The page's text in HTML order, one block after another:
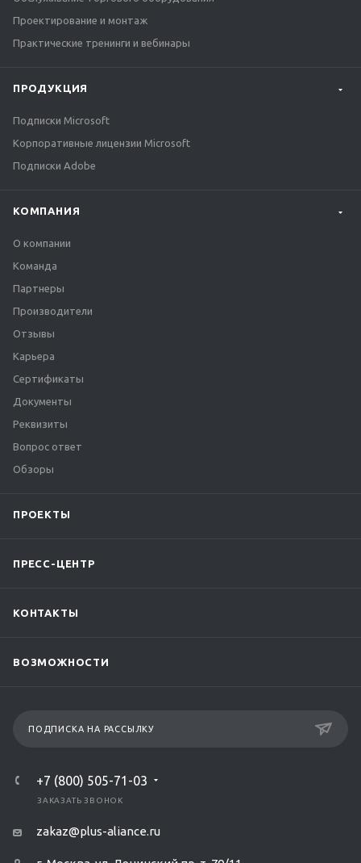
Проектирование и монтаж
Практические тренинги и вебинары
ПРОДУКЦИЯ
Подписки Microsoft
Корпоративные лицензии Microsoft
Подписки Adobe
КОМПАНИЯ
О компании
Команда
Партнеры
Производители
Отзывы
Карьера
Сертификаты
Документы
Реквизиты
Вопрос ответ
Обзоры
ПРОЕКТЫ
ПРЕСС-ЦЕНТР
КОНТАКТЫ
ВОЗМОЖНОСТИ
ПОДПИСКА НА РАССЫЛКУ
+7 (800) 505-71-03
ЗАКАЗАТЬ ЗВОНОК
zakaz@plus-aliance.ru